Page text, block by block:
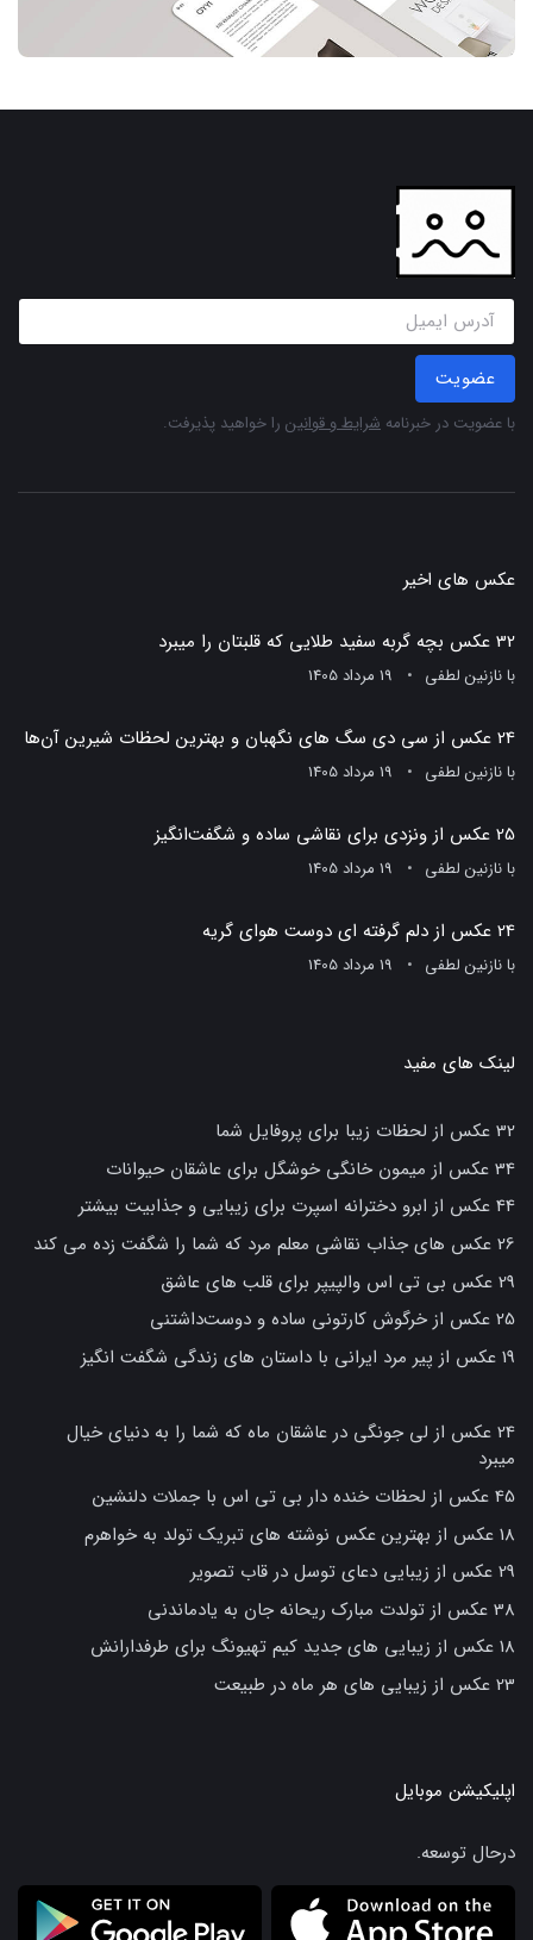
عضویت
با عضویت در خبرنامه شرایط و قوانین را خواهید پذیرفت.
عکس های اخیر
32 عکس بچه گربه سفید طلایی که قلبتان را میبرد
بانازنین لطفی 19 مرداد 1405
24 عکس از سی دی سگ های نگهبان و بهترین لحظات شیرین آن‌ها
بانازنین لطفی 19 مرداد 1405
25 عکس از ونزدی برای نقاشی ساده و شگفت‌انگیز
بانازنین لطفی 19 مرداد 1405
24 عکس از دلم گرفته ای دوست هوای گریه
بانازنین لطفی 19 مرداد 1405
لینک های مفید
32 عکس از لحظات زیبا برای پروفایل شما
34 عکس از میمون خانگی خوشگل برای عاشقان حیوانات
44 عکس از ابرو دخترانه اسپرت برای زیبایی و جذابیت بیشتر
26 عکس های جذاب نقاشی معلم مرد که شما را شگفت زده می کند
29 عکس بی تی اس والپیپر برای قلب های عاشق
25 عکس از خرگوش کارتونی ساده و دوست‌داشتنی
19 عکس از پیر مرد ایرانی با داستان های زندگی شگفت انگیز
24 عکس از لی جونگی در عاشقان ماه که شما را به دنیای خیال
میبرد
45 عکس از لحظات خنده دار بی تی اس با جملات دلنشین
18 عکس از بهترین عکس نوشته های تبریک تولد به خواهرم
29 عکس از زیبایی دعای توسل در قاب تصویر
38 عکس از تولدت مبارک ریحانه جان به یادماندنی
18 عکس از زیبایی های جدید کیم تهیونگ برای طرفدارانش
23 عکس از زیبایی های هر ماه در طبیعت
اپلیکیشن موبایل
درحال توسعه.